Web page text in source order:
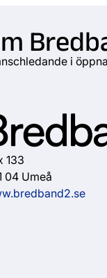
i
133
04 Umeå